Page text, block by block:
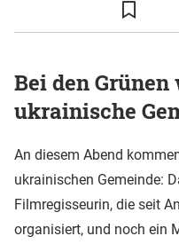
Bei den
ukrainische
An diesem Abend
ukrainischen Gemeinde:
Filmregisseurin, die seit
organisiert, und noch ein